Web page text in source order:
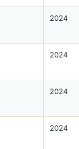
2024
2024
2024
2024